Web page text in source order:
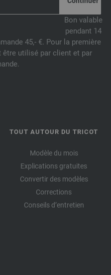
Bon valable
pendant 14
45,- €. Pour la première
être utilisé par client et par
TOUT AUTOUR DU TRICOT
Modèle du mois
Explications gratuites
Convertir des modèles
Corrections
Conseils d’entretien